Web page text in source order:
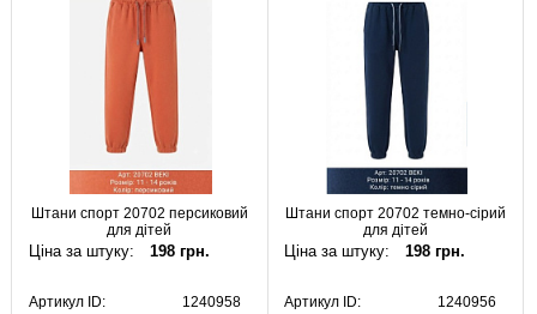
Штани спорт 20702 персиковий
для дітей
Ціна за штуку: 198 грн.
Артикул ID:
1240958
Штани спорт 20702 темно-сірий
для дітей
Ціна за штуку: 198 грн.
Артикул ID:
1240956